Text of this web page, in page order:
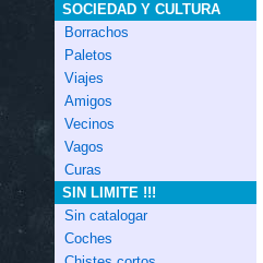
SOCIEDAD Y CULTURA
Borrachos
Paletos
Viajes
Amigos
Vecinos
Vagos
Curas
SIN LIMITE !!!
Sin catalogar
Coches